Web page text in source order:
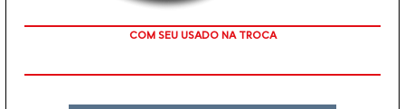
TAXA 0,99% EM 36X